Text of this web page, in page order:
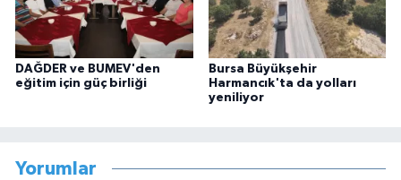
DAĞDER ve BUMEV'den
eğitim için güç birliği
Bursa Büyükşehir
Harmancık'ta da yolları
yeniliyor
Yorumlar